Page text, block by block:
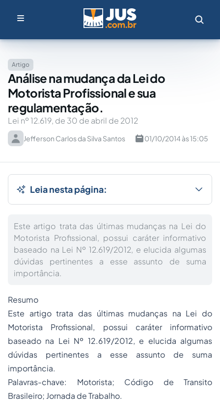
Artigo
Análise na mudança da Lei do
Motorista Profissional e sua
regulamentação.
Lei nº 12.619, de 30 de abril de 2012
Jefferson Carlos da Silva Santos 01/10/2014 às 15:05
Leia nesta página:
Este artigo trata das últimas mudanças na Lei do
Motorista Profissional, possui caráter informativo
baseado na Lei Nº 12.619/2012, e elucida algumas
dúvidas pertinentes a esse assunto de suma
importância.
Resumo
Este artigo trata das últimas mudanças na Lei do
Motorista Profissional, possui caráter informativo
baseado na Lei Nº 12.619/2012, e elucida algumas
dúvidas pertinentes a esse assunto de suma
importância.
Palavras-chave: Motorista; Código de Transito
Brasileiro; Jornada de Trabalho.